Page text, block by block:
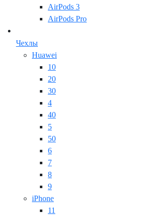
AirPods 3
AirPods Pro
Чехлы
Huawei
10
20
30
4
40
5
50
6
7
8
9
iPhone
11